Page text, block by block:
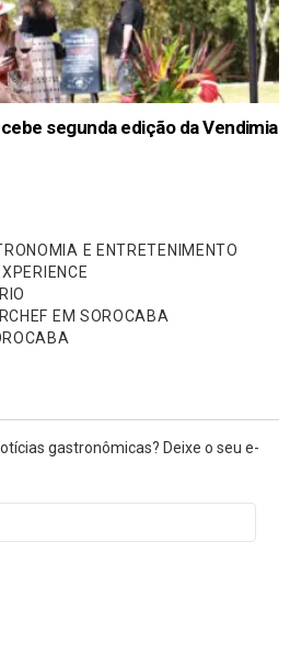
segunda edição da Vendimia
E ENTRETENIMENTO
EM SOROCABA
gastronômicas? Deixe o seu e-